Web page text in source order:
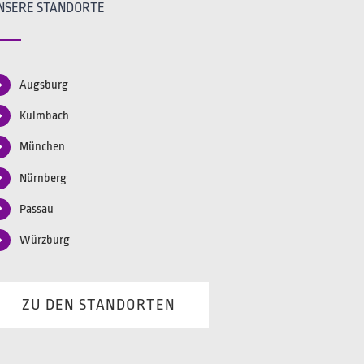
STANDORTE
Augsburg
Kulmbach
München
Nürnberg
Passau
Würzburg
ZU DEN STANDORTEN